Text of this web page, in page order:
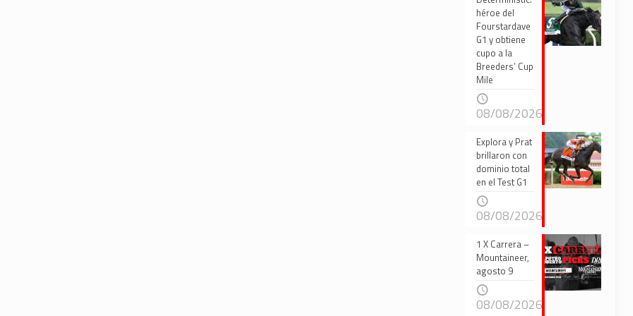
héroe del
Fourstardave
G1 y obtiene
cupo a la
Breeders’ Cup
Mile
08/08/2026
Explora y Prat
brillaron con
dominio total
en el Test G1
08/08/2026
1 X Carrera –
Mountaineer,
agosto 9
08/08/2026